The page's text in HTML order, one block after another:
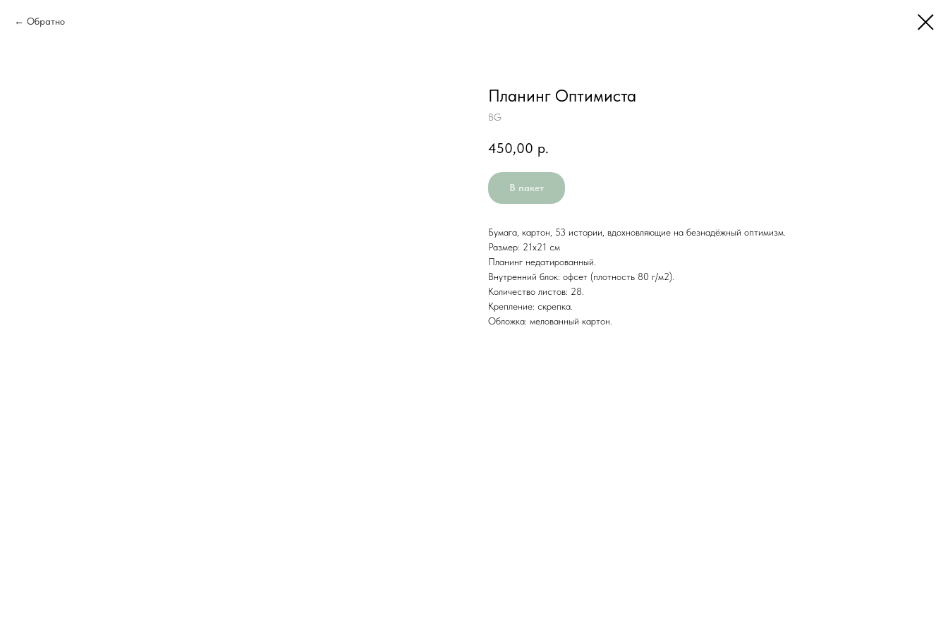
Обратно
Планинг Оптимиста
BG
450,00 р.
В пакет
Бумага, картон, 53 истории, вдохновляющие на безнадёжный оптимизм.
Размер: 21х21 см
Планинг недатированный.
Внутренний блок: офсет (плотность 80 г/м2).
Количество листов: 28.
Крепление: скрепка.
Обложка: мелованный картон.